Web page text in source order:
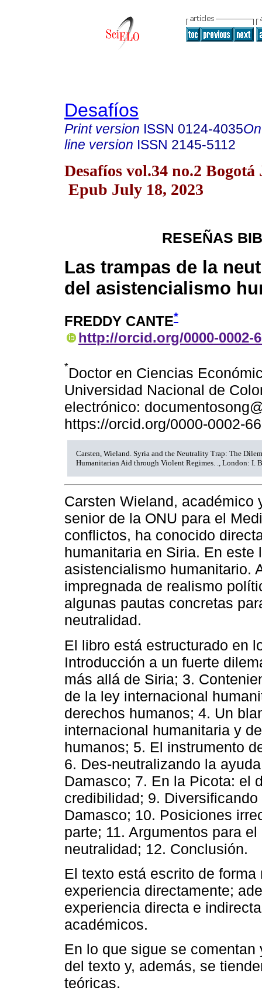
Desafíos
Print version ISSN 0124-4035
line version ISSN 2145-5112
Desafíos vol.34 no.2 Bogotá
Epub July 18, 2023
RESEÑAS
Las trampas de la
del asistencialismo
FREDDY CANTE*
http://orcid.org/0000-0002-
*Doctor en Ciencias
Universidad Nacional de
electrónico:
https://orcid.org/0000-0002-
Carsten, Wieland. Syria and the Neutrality Trap: The
Humanitarian Aid through Violent Regimes. ., London: I.
Carsten Wieland, académico
senior de la ONU para el
conflictos, ha conocido
humanitaria en Siria. En
asistencialismo humanitario.
impregnada de realismo
algunas pautas concretas
neutralidad.
El libro está estructurado en
Introducción a un fuerte
más allá de Siria; 3.
de la ley internacional
derechos humanos; 4. Un
internacional humanitaria y
humanos; 5. El instrumento
6. Des-neutralizando la
Damasco; 7. En la Picota: el
credibilidad; 9.
Damasco; 10. Posiciones
parte; 11. Argumentos para
neutralidad; 12. Conclusión.
El texto está escrito de
experiencia directamente;
experiencia directa e
académicos.
En lo que sigue se
del texto y, además, se
teóricas.